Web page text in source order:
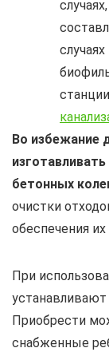
Во избежание
бетонных
очистки
обеспечения
При
Приобрести
снабженные